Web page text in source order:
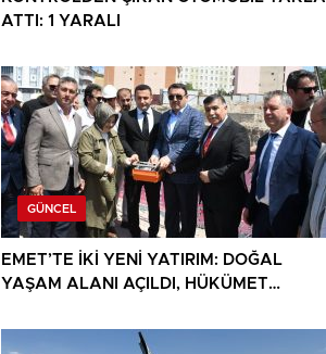
ATTI: 1 YARALI
GÜNCEL
EMET’TE İKİ YENİ YATIRIM: DOĞAL
YAŞAM ALANI AÇILDI, HÜKÜMET